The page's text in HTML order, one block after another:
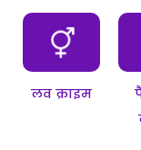
लव क्राइम